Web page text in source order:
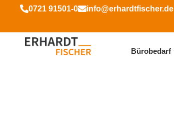
0721 91501-0
info@erhardtfischer.de
Bürobedarf